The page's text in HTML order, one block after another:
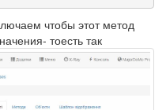
чтобы этот метод
тоесть так